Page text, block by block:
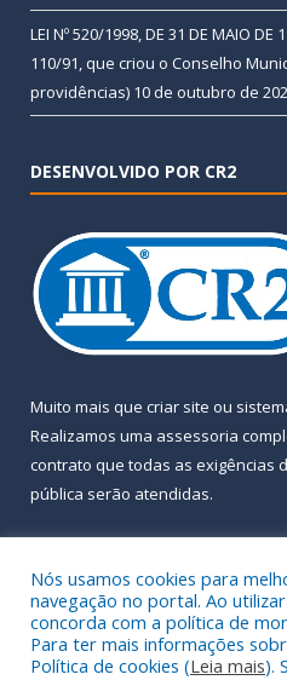
LEI Nº 520/1998, DE 31 DE MAIO
110/91, que criou o Conselho
providências) 10 de outubro de
DESENVOLVIDO POR CR2
Muito mais que criar site ou
Realizamos uma assessoria
contrato que todas as exigências
pública serão atendidas.
Todos os direitos reservados a
Nós usamos cookies para
navegação no portal. Ao
concorda com a política de
Para ter mais informações
Política de cookies (Leia mais).